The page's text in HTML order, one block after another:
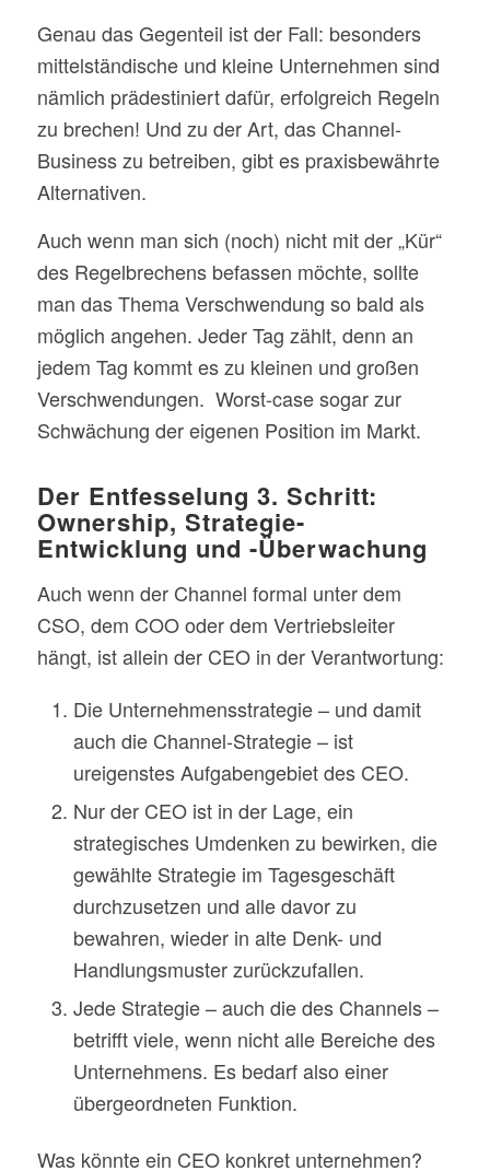
Genau das Gegenteil ist der Fall: besonders
mittelständische und kleine Unternehmen sind
nämlich prädestiniert dafür, erfolgreich Regeln
zu brechen! Und zu der Art, das Channel-
Business zu betreiben, gibt es praxisbewährte
Alternativen.
Auch wenn man sich (noch) nicht mit der „Kür“
des Regelbrechens befassen möchte, sollte
man das Thema Verschwendung so bald als
möglich angehen. Jeder Tag zählt, denn an
jedem Tag kommt es zu kleinen und großen
Verschwendungen. Worst-case sogar zur
Schwächung der eigenen Position im Markt.
Der Entfesselung 3. Schritt:
Ownership, Strategie-
Entwicklung und -Überwachung
Auch wenn der Channel formal unter dem
CSO, dem COO oder dem Vertriebsleiter
hängt, ist allein der CEO in der Verantwortung:
Die Unternehmensstrategie – und damit
auch die Channel-Strategie – ist
ureigenstes Aufgabengebiet des CEO.
Nur der CEO ist in der Lage, ein
strategisches Umdenken zu bewirken, die
gewählte Strategie im Tagesgeschäft
durchzusetzen und alle davor zu
bewahren, wieder in alte Denk- und
Handlungsmuster zurückzufallen.
Jede Strategie – auch die des Channels –
betrifft viele, wenn nicht alle Bereiche des
Unternehmens. Es bedarf also einer
übergeordneten Funktion.
Was könnte ein CEO konkret unternehmen?